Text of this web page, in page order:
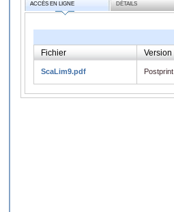
ACCÈS EN LIGNE DÉTAILS
Fichier Version
ScaLim9.pdf Postprint